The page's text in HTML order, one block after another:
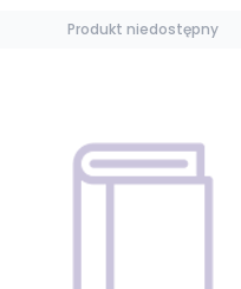
Produkt niedostępny